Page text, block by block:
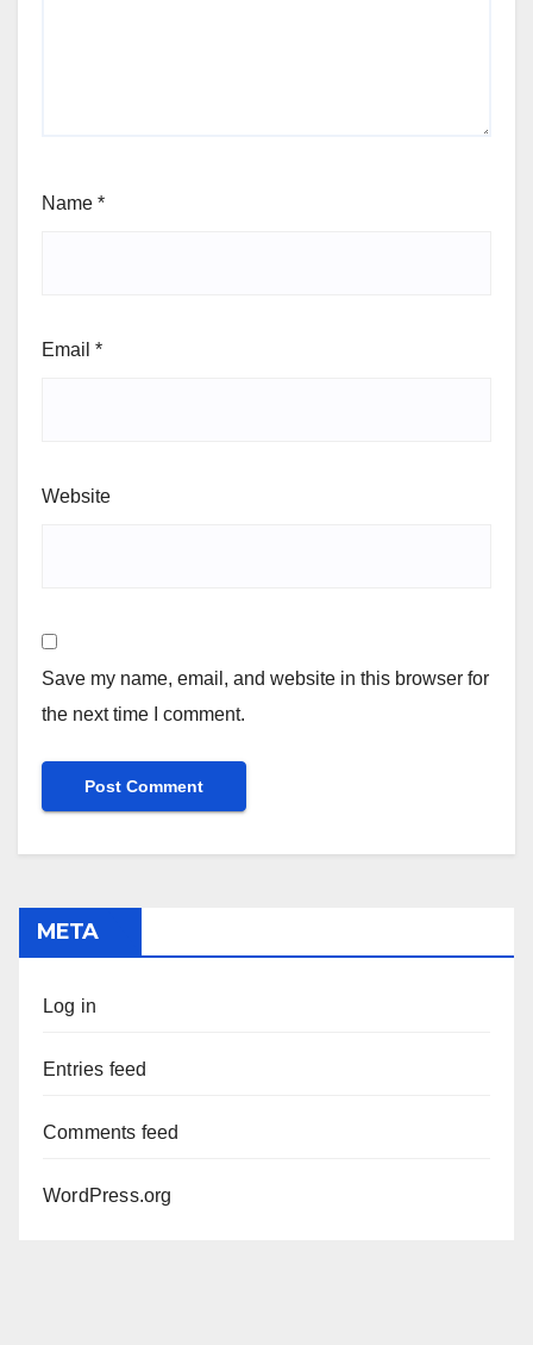
Name *
Email *
Website
Save my name, email, and website in this browser for
the next time I comment.
META
Log in
Entries feed
Comments feed
WordPress.org